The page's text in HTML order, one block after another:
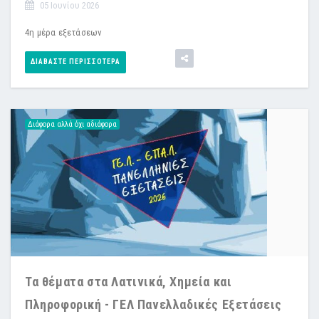
05 Ιουνίου 2026
4η μέρα εξετάσεων
ΔΙΑΒΆΣΤΕ ΠΕΡΙΣΣΌΤΕΡΑ
Διάφορα αλλά όχι αδιάφορα
Τα θέματα στα Λατινικά, Χημεία και
Πληροφορική - ΓΕΛ Πανελλαδικές Εξετάσεις